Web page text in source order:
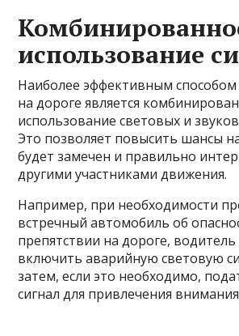
использование
Наиболее эффективным
на дороге является
использование световых и
Это позволяет повысить шансы
будет замечен и правильно
другими участниками движения.
Например, при необходимости
встречный автомобиль об
препятствии на дороге,
включить аварийную световую
затем, если это необходимо,
сигнал для привлечения